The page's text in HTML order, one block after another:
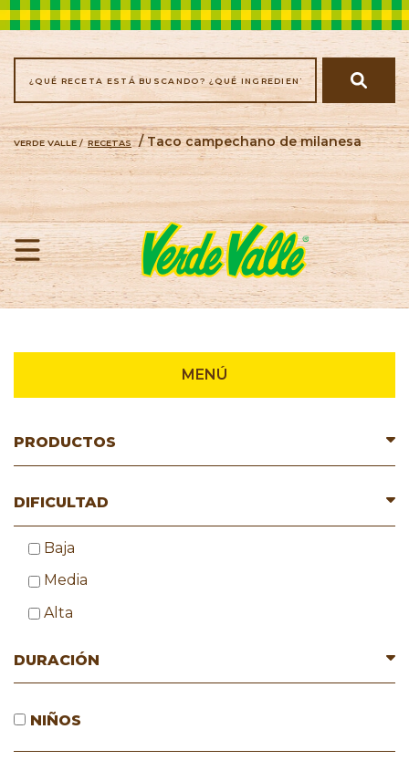
VERDE VALLE / RECETAS / Taco campechano de milanesa
MENÚ
PRODUCTOS
DIFICULTAD
Baja
Media
Alta
DURACIÓN
NIÑOS